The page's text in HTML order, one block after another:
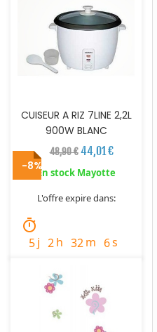
CUISEUR A RIZ 7LINE 2,2L
900W BLANC
48,90 € 44,01 €
En stock Mayotte
L'offre expire dans:
timer
5j 2h 32m 5s
-8%